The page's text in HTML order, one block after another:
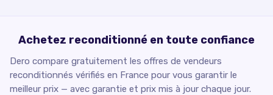
Achetez reconditionné en toute confiance
Dero compare gratuitement les offres de vendeurs
reconditionnés vérifiés en France pour vous garantir le
meilleur prix — avec garantie et prix mis à jour chaque jour.